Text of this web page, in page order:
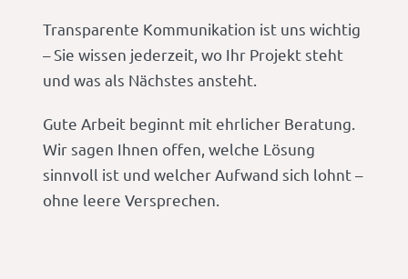
Transparente Kommunikation ist uns wichtig
– Sie wissen jederzeit, wo Ihr Projekt steht
und was als Nächstes ansteht.
Gute Arbeit beginnt mit ehrlicher Beratung.
Wir sagen Ihnen offen, welche Lösung
sinnvoll ist und welcher Aufwand sich lohnt –
ohne leere Versprechen.